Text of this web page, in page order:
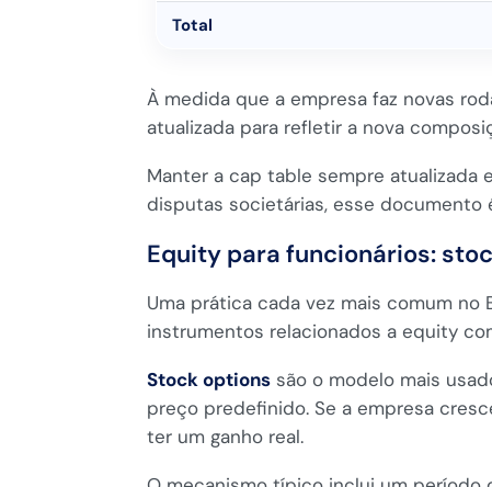
Total
À medida que a empresa faz novas
atualizada para refletir a nova
Manter a cap table sempre atualizada
disputas societárias, esse documento
Equity para funcionários:
Uma prática cada vez mais comum
instrumentos relacionados a equity
Stock options são o modelo mais
preço predefinido. Se a empresa
ter um ganho real.